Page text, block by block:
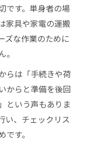
です。単身者の場
家具や家電の運搬
ズな作業のために
らは「手続きや荷
からと準備を後回
という声もありま
い、チェックリス
す。